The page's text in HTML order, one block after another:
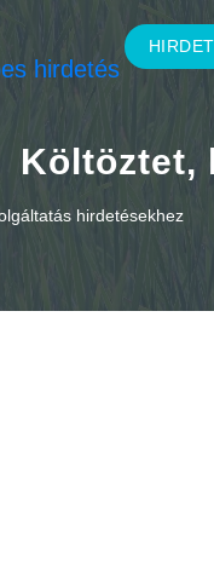
Költöztet,
hirdetésekhez